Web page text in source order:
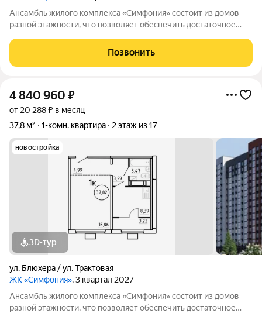
Ансамбль жилого комплекса «Симфония» состоит из домов
разной этажности, что позволяет обеспечить достаточное
времени и предлагаем квартиры с уже готовой базовой
отделкой. Заезжайте и живите! ЖК
Позвонить
4 840 960 ₽
от 20 288 ₽ в месяц
37,8 м²
1-комн. квартира 2 этаж из 17
новостройка
3D-тур
ул. Блюхера / ул. Трактовая
ЖК «Симфония», 3 квартал 2027
Ансамбль жилого комплекса «Симфония» состоит из домов
разной этажности, что позволяет обеспечить достаточное